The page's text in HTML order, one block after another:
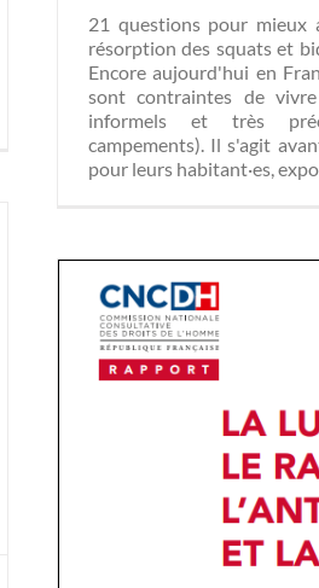
21 questions pour mieux
résorption des squats et
Encore aujourd'hui en
sont contraintes de
informels et très
campements). Il s'agit
pour leurs habitant·es,